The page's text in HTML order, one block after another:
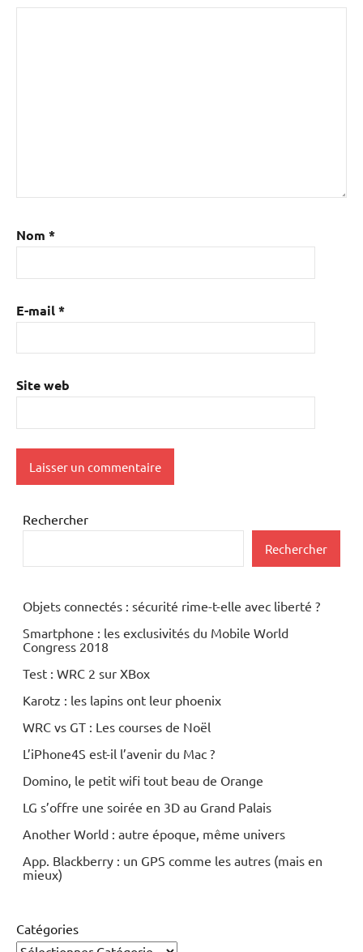
Nom *
E-mail*
Site web
Rechercher
Rechercher
Objets connectés : sécurité rime-t-elle avec liberté ?
Smartphone : les exclusivités du Mobile World
Congress 2018
Test : WRC 2 sur XBox
Karotz : les lapins ont leur phoenix
WRC vs GT : Les courses de Noël
L’iPhone4S est-il l’avenir du Mac ?
Domino, le petit wifi tout beau de Orange
LG s’offre une soirée en 3D au Grand Palais
Another World : autre époque, même univers
App. Blackberry : un GPS comme les autres (mais en
mieux)
Catégories